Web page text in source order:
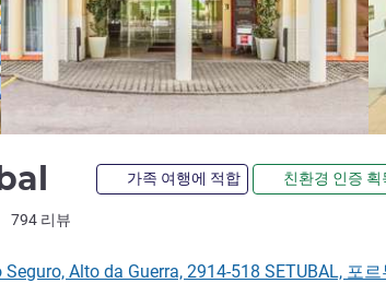
2성 가족 여행에 적합 친환경 인증 획
794 리뷰
Alto da Guerra, 2914-518 SETUBAL, 포